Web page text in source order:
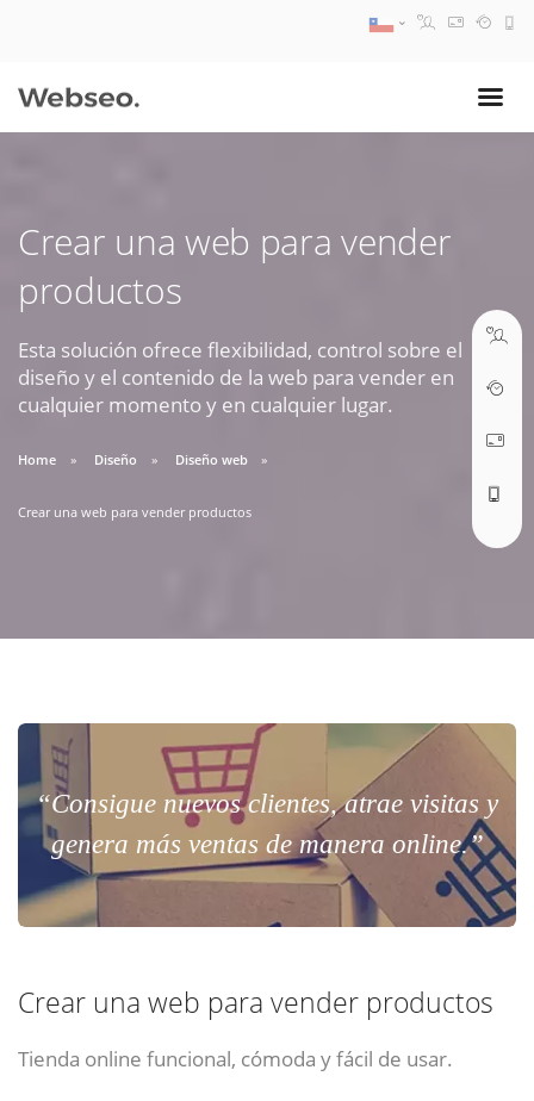
Crear una web para vender
productos
Esta solución ofrece flexibilidad, control sobre el
diseño y el contenido de la web para vender en
cualquier momento y en cualquier lugar.
Home Diseño Diseño web
Crear una web para vender productos
“Consigue nuevos clientes, atrae visitas y
genera más ventas de manera online.”
Crear una web para vender productos
Tienda online funcional, cómoda y fácil de usar.
09:30 AM A 18:30 PM
soporte@webseo.cl
ABRIR TICKET